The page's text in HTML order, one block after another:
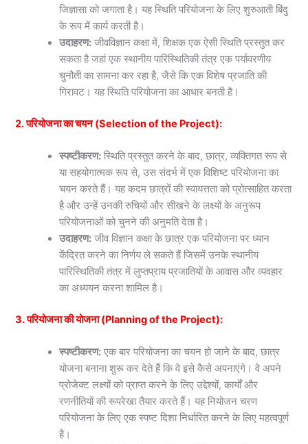
जिज्ञासा को जगाता है। यह स्थिति परियोजना के लिए शुरुआती बिंदु
के रूप में कार्य करती है।
उदाहरण: जीवविज्ञान कक्षा में, शिक्षक एक ऐसी स्थिति प्रस्तुत कर
सकता है जहां एक स्थानीय पारिस्थितिकी तंत्र एक पर्यावरणीय
चुनौती का सामना कर रहा है, जैसे कि एक विशेष प्रजाति की
गिरावट। यह स्थिति परियोजना का आधार बनती है।
2. परियोजना का चयन (Selection of the Project):
स्पष्टीकरण: स्थिति प्रस्तुत करने के बाद, छात्र, व्यक्तिगत रूप से
या सहयोगात्मक रूप से, उस संदर्भ में एक विशिष्ट परियोजना का
चयन करते हैं। यह कदम छात्रों की स्वायत्तता को प्रोत्साहित करता
है और उन्हें उनकी रुचियों और सीखने के लक्ष्यों के अनुरूप
परियोजनाओं को चुनने की अनुमति देता है।
उदाहरण: जीव विज्ञान कक्षा के छात्र एक परियोजना पर ध्यान
केंद्रित करने का निर्णय ले सकते हैं जिसमें उनके स्थानीय
पारिस्थितिकी तंत्र में लुप्तप्राय प्रजातियों के आवास और व्यवहार
का अध्ययन करना शामिल है।
3. परियोजना की योजना (Planning of the Project):
स्पष्टीकरण: एक बार परियोजना का चयन हो जाने के बाद, छात्र
योजना बनाना शुरू कर देते हैं कि वे इसे कैसे अपनाएंगे। वे अपने
प्रोजेक्ट लक्ष्यों को प्राप्त करने के लिए उद्देश्यों, कार्यों और
रणनीतियों की रूपरेखा तैयार करते हैं। यह नियोजन चरण
परियोजना के लिए एक स्पष्ट दिशा निर्धारित करने के लिए महत्वपूर्ण
है।